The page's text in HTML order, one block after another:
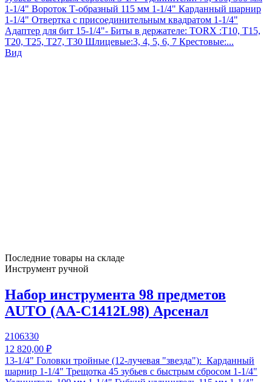
1-1/4" Вороток Т-образный 115 мм 1-1/4" Карданный шарнир
1-1/4" Отвертка с присоединительным квадратом 1-1/4"
Адаптер для бит 15-1/4"- Биты в держателе: TORX :T10, T15,
T20, T25, T27, T30 Шлицевые:3, 4, 5, 6, 7 Крестовые:...
Вид
Последние товары на складе
Инструмент ручной
Набор инструмента 98 предметов
AUTO (AA-C1412L98) Арсенал
2106330
12 820,00 ₽
13-1/4" Головки тройные (12-лучевая "звезда"): Карданный
шарнир 1-1/4" Трещотка 45 зубьев с быстрым сбросом 1-1/4"